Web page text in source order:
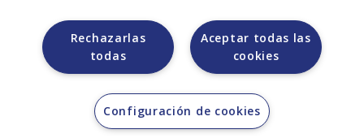
Grupo Bimbo does not request any kind of payment during
the selection process.
Grupo Bimbo does not sell vehicles on other websites, but
does so only through the Morton auction house.
Aceptar todas las
cookies
Rechazarlas
todas
Configuración de cookies